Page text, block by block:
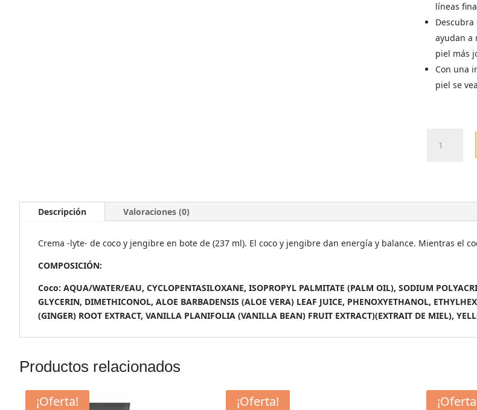
líneas
ayudan a
piel más
Con una
piel se
ULTRA
COCO
&
237ML
Descripción Valoraciones (0)
Crema -lyte- de coco y jengibre en bote de (237 ml). El coco y jengibre dan energía y balance. Mientras el
COMPOSICIÓN:
Coco: AQUA/WATER/EAU, CYCLOPENTASILOXANE, ISOPROPYL PALMITATE (PALM OIL), SODIUM
GLYCERIN, DIMETHICONOL, ALOE BARBADENSIS (ALOE VERA) LEAF JUICE, PHENOXYETHANOL,
(GINGER) ROOT EXTRACT, VANILLA PLANIFOLIA (VANILLA BEAN) FRUIT EXTRACT)(EXTRAIT DE MIEL),
Productos relacionados
¡Oferta! ¡Oferta!